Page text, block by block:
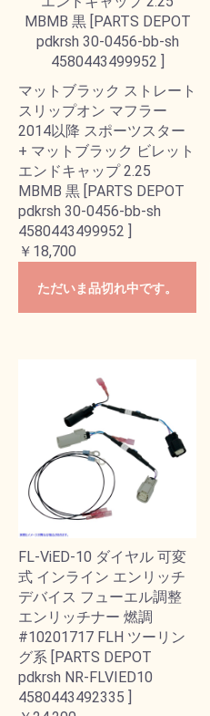
マットブラック ストレート
スリップオン マフラー
2014以降 スポーツスター
+ マットブラック ビレット
エンドキャップ 2.25
MBMB 黒 [PARTS DEPOT
pdkrsh 30-0456-bb-sh
4580443499952 ]
￥18,700
ただいま品切れ中です。
FL-ViED-10 ダイヤル 可変
式 インライン エンリッチ
デバイス フューエル調整
エンリッチナー 燃調
#10201717 FLH ツーリン
グ系 [PARTS DEPOT
pdkrsh NR-FLVIED10
4580443492335 ]